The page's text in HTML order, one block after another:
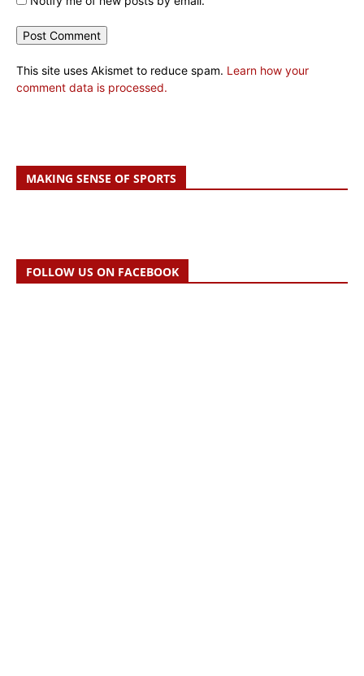
This site uses Akismet to reduce spam. Learn how your
comment data is processed.
MAKING SENSE OF SPORTS
FOLLOW US ON FACEBOOK